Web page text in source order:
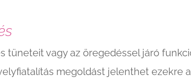
tüneteit vagy az öregedéssel járó
megoldást jelenthet ezekre